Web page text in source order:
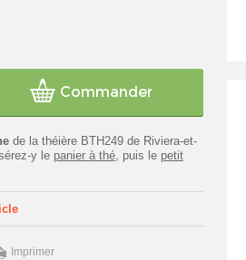
Commander
de la théière BTH249 de Riviera-et-
y le panier à thé, puis le petit
Imprimer